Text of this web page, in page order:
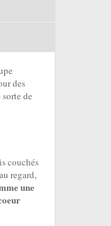
des
de
couchés
regard,
une